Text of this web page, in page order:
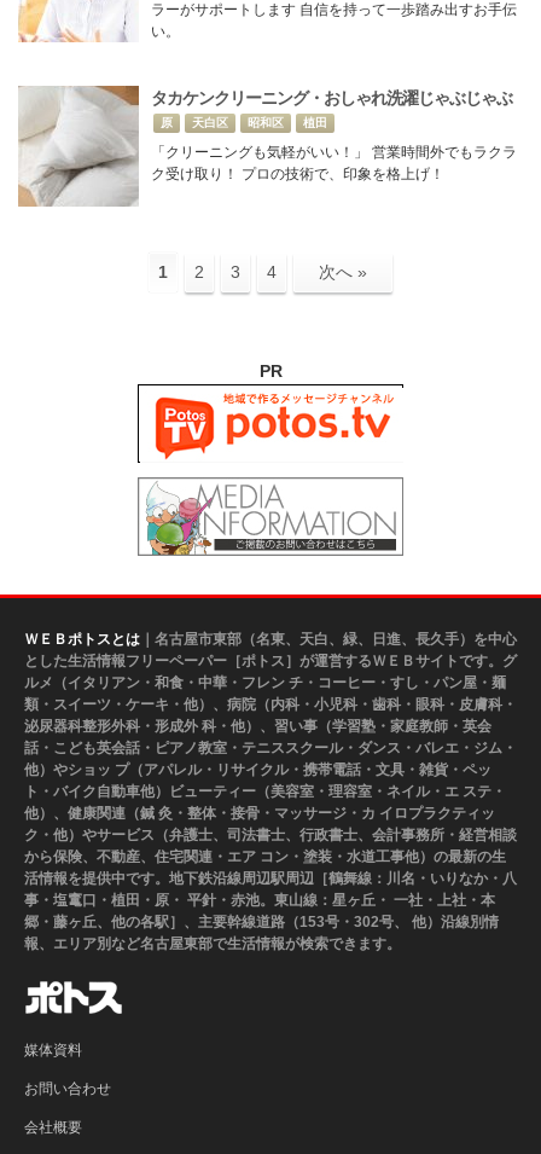
ラーがサポートします 自信を持って一歩踏み出すお手伝
い。
タカケンクリーニング・おしゃれ洗濯じゃぶじゃぶ
原 天白区 昭和区 植田
「クリーニングも気軽がいい！」 営業時間外でもラクラ
ク受け取り！ プロの技術で、印象を格上げ！
1 2 3 4 次へ »
PR
ＷＥＢポトスとは ｜名古屋市東部（名東、天白、緑、日進、長久手）を中心
とした生活情報フリーペーパー［ポトス］が運営するＷＥＢサイトです。グ
ルメ（イタリアン・和食・中華・フレン チ・コーヒー・すし・パン屋・麺
類・スイーツ・ケーキ・他）、病院（内科・小児科・歯科・眼科・皮膚科・
泌尿器科整形外科・形成外 科・他）、習い事（学習塾・家庭教師・英会
話・こども英会話・ピアノ教室・テニススクール・ダンス・バレエ・ジム・
他）やショッ プ（アパレル・リサイクル・携帯電話・文具・雑貨・ペッ
ト・バイク自動車他）ビューティー（美容室・理容室・ネイル・エ ステ・
他）、健康関連（鍼 灸・整体・接骨・マッサージ・カ イロプラクティッ
ク・他）やサービス（弁護士、司法書士、行政書士、会計事務所・経営相談
から保険、不動産、住宅関連・エア コン・塗装・水道工事他）の最新の生
活情報を提供中です。地下鉄沿線周辺駅周辺［鶴舞線：川名・いりなか・八
事・塩竃口・植田・原・ 平針・赤池。東山線：星ヶ丘・ 一社・上社・本
郷・藤ヶ丘、他の各駅］、主要幹線道路（153号・302号、 他）沿線別情
報、エリア別など名古屋東部で生活情報が検索できます。
媒体資料
お問い合わせ
会社概要